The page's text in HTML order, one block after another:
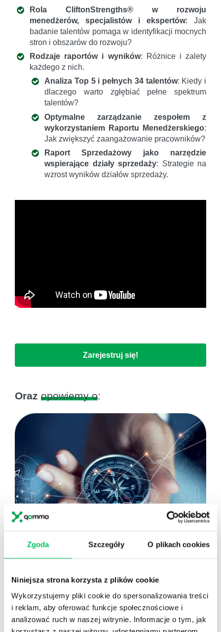
Zgoda Szczegóły O plikach cookies
Niniejsza strona korzysta z plików cookie
Wykorzystujemy pliki cookie do spersonalizowania treści
i reklam, aby oferować funkcje społecznościowe i
analizować ruch w naszej witrynie. Informacje o tym, jak
Rola CliftonStrengths® w rozwoju
menedżerów, specjalistów i ekspertów: Jak
badanie talentów pomaga w identyfikacji mocnych
stron i obszarów do rozwoju?
Rodzaje raportów i wyników: Różnice i zalety
każdego z nich.
Analiza Top 5 i pełnych 34 talentów: Kiedy i
dlaczego warto zgłębiać pełne spektrum
talentów?
Optymalne zarządzanie zespołem z
wykorzystaniem Raportu Menedżerskiego:
Jak zwiększyć zaangażowanie pracowników?
Raport Sprzedażowy jako narzędzie
wspierające działy sprzedaży: Strategie na
wzrost wyników działów sprzedaży.
Zarejestruj się!
Oraz opowiemy o:
Budowaniu świadomości mocnych stron
zasobów, ale także ograniczeń i ciemnych stron
talentów, co jest kluczowe dla planowania
rozwoju.
Wsparciu efektywnej komunikacji: W jaki
sposób Wasz styl działania i talenty mogą